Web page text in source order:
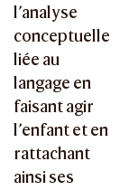
l’analyse
conceptuelle
liée au
langage en
faisant agir
l’enfant et en
rattachant
ainsi ses